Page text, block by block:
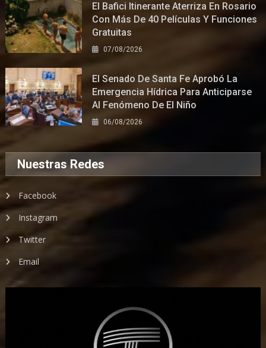
El Bafici Itinerante Aterriza En Rosario
Con Más De 40 Películas Y Funciones
Gratuitas
07/08/2026
El Senado De Santa Fe Aprobó La
Emergencia Hídrica Para Anticiparse
Al Fenómeno De El Niño
06/08/2026
Nuestras Redes
Facebook
Instagram
Twitter
Email